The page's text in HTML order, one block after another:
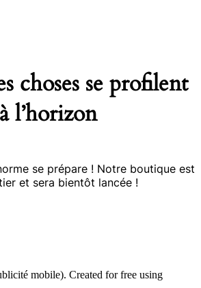
choses se profilent
à l’horizon
se prépare ! Notre boutique est
et sera bientôt lancée !
mobile). Created for free using